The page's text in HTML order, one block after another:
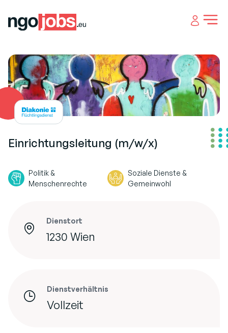
Open
Einrichtungsleitung (m/w/x)
Politik &
Menschenrechte
Soziale Dienste &
Gemeinwohl
Dienstort
1230 Wien
Dienstverhältnis
Vollzeit